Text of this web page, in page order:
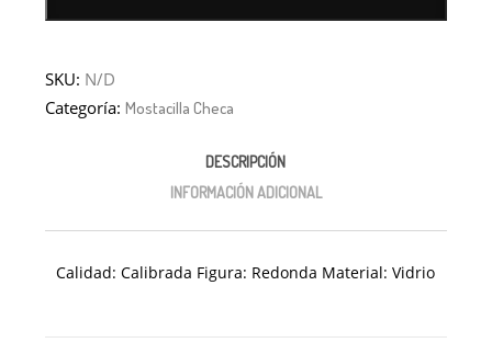
SKU: N/D
Categoría:Mostacilla Checa
DESCRIPCIÓN
INFORMACIÓN ADICIONAL
Calidad: Calibrada Figura: Redonda Material: Vidrio